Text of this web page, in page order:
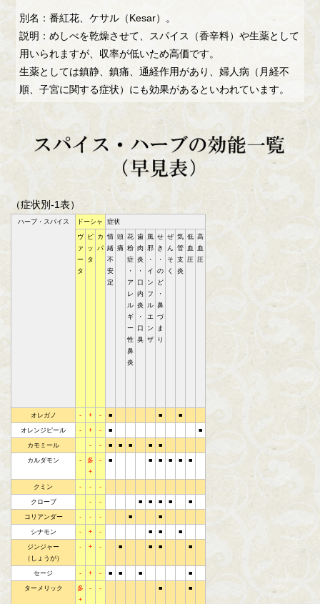
別名：番紅花、ケサル（Kesar）。
説明：めしべを乾燥させて、スパイス（香辛料）や生薬として
用いられますが、収率が低いため高価です。
生薬としては鎮静、鎮痛、通経作用があり、婦人病（月経不
順、子宮に関する症状）にも効果があるといわれています。
（症状別-1表）
ハーブ・スパイス ドーシャ 症状
ヴ
ァ
ー
タ
ピ
ッ
タ
カ
パ
情
緒
不
安
定
頭
痛
花
粉
症
・
ア
レ
ル
ギ
ー
性
鼻
炎
歯
肉
炎
・
口
内
炎
・
口
臭
風
邪
・
イ
ン
フ
ル
エ
ン
ザ
せ
き
・
の
ど
・
鼻
づ
ま
り
ぜ
ん
そ
く
気
管
支
炎
低
血
圧
高
血
圧
オレガノ - + - ■ ■ ■
オレンジピール - + - ■ ■
カモミール - - ■ ■ ■ ■ ■
カルダモン -
多
+
- ■ ■ ■ ■ ■ ■
クミン - - -
クローブ - - ■ ■ ■ ■ ■
コリアンダー - - - ■ ■
シナモン - + - ■ ■ ■
ジンジャー
（しょうが）
- + - ■ ■ ■ ■
セージ - + - ■ ■ ■ ■
ターメリック
多
+
- - ■ ■